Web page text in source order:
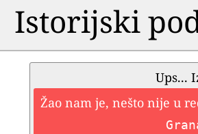
Istorijski
Ups...
Žao nam je, nešto nije u